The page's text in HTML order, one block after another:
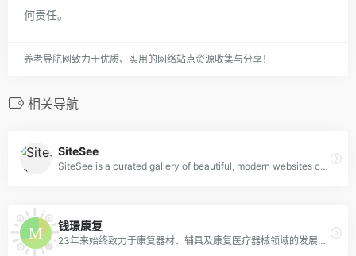
何责任。
养老导航网致力于优质、实用的网络站点资源收集与分享！
相关导航
SiteSee
SiteSee is a curated gallery of beautiful, modern websites collections.
钱璟康复
23年来始终致力于康复器材、辅具及康复医疗器械领域的发展，是行业内少数拥有综合性康复器械生产能力的企业之一